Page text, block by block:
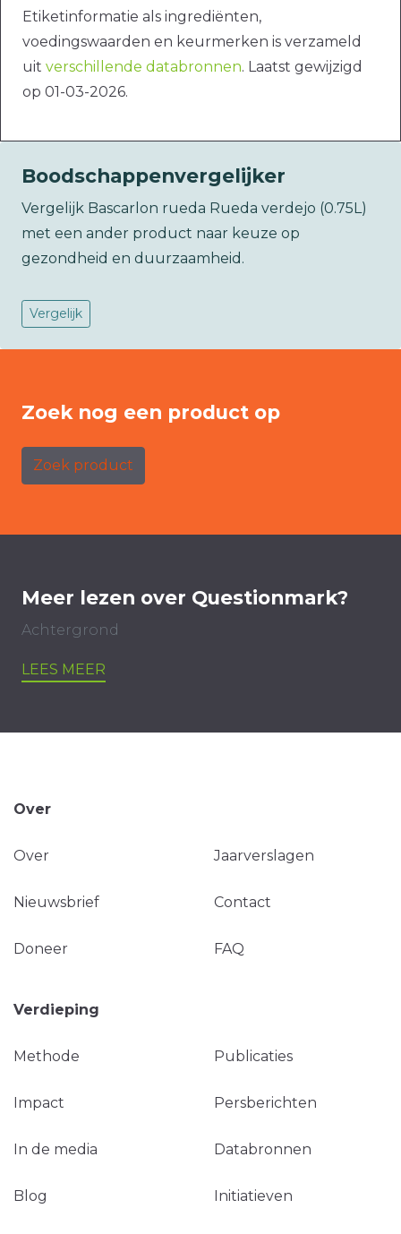
Etiketinformatie als ingrediënten,
voedingswaarden en keurmerken is verzameld
uit verschillende databronnen. Laatst gewijzigd
op 01-03-2026.
Boodschappenvergelijker
Vergelijk Bascarlon rueda Rueda verdejo (0.75L)
met een ander product naar keuze op
gezondheid en duurzaamheid.
Vergelijk
Zoek nog een product op
Zoek product
Meer lezen over Questionmark?
Achtergrond
LEES MEER
Over
Over Jaarverslagen
Nieuwsbrief Contact
Doneer FAQ
Verdieping
Methode Publicaties
Impact Persberichten
In de media Databronnen
Blog Initiatieven